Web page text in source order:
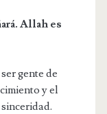
Allah es
gente de
y el